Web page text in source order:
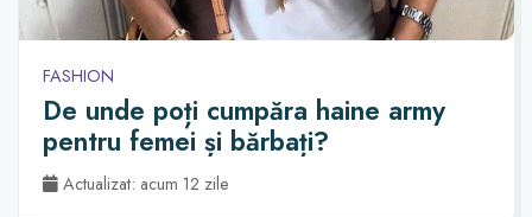
FASHION
De unde poți cumpăra haine army
pentru femei și bărbați?
Actualizat: acum 12 zile